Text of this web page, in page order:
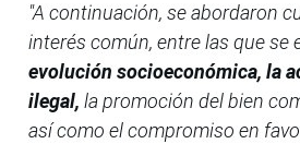
"A continuación, se abordaron
interés común, entre las que se
evolución socioeconómica, la
ilegal, la promoción del bien
así como el compromiso en